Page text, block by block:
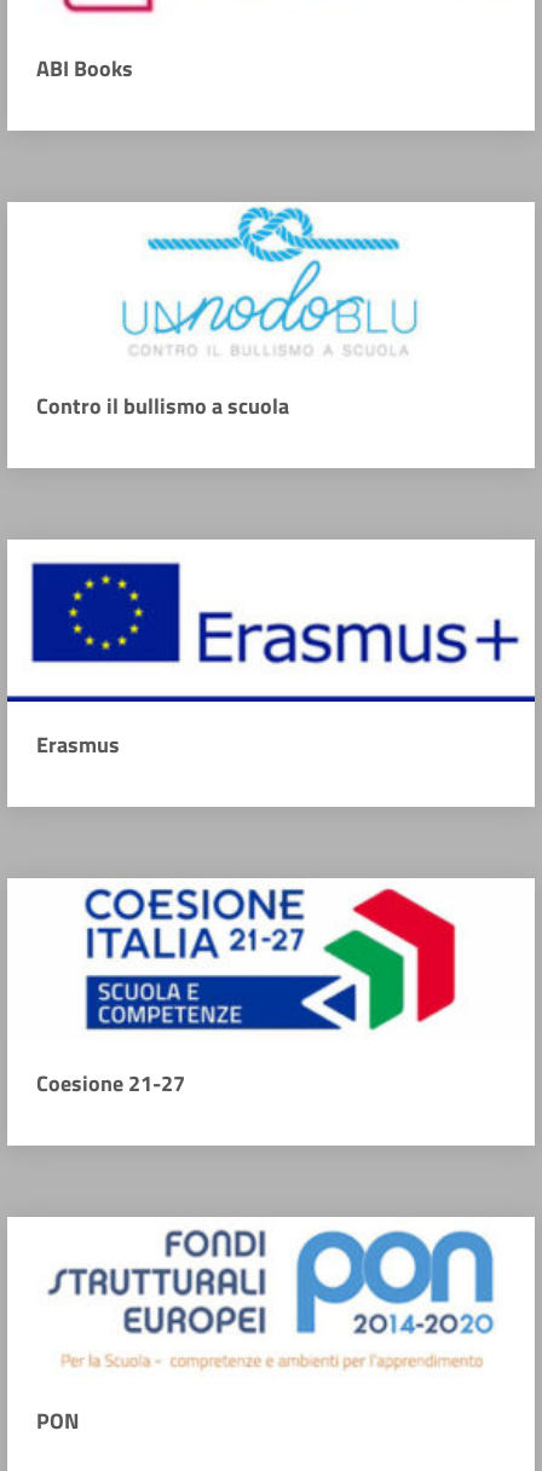
ABI Books
Contro il bullismo a scuola
Erasmus
Coesione 21-27
PON